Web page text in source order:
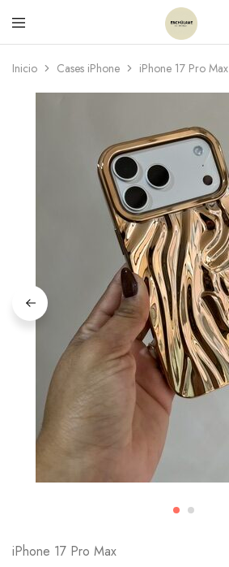
Inicio Cases iPhone iPhone 17 Pro Max
iPhone 17 Pro Max